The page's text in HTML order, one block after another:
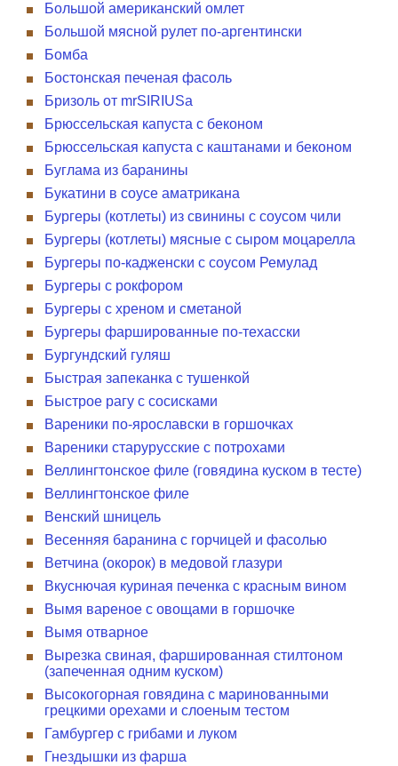
Большой американский омлет
Большой мясной рулет по-аргентински
Бомба
Бостонская печеная фасоль
Бризоль от mrSIRIUSa
Брюссельская капуста с беконом
Брюссельская капуста с каштанами и беконом
Буглама из баранины
Букатини в соусе аматрикана
Бургеры (котлеты) из свинины с соусом чили
Бургеры (котлеты) мясные с сыром моцарелла
Бургеры по-кадженски с соусом Ремулад
Бургеры с рокфором
Бургеры с хреном и сметаной
Бургеры фаршированные по-техасски
Бургундский гуляш
Быстрая запеканка с тушенкой
Быстрое рагу с сосисками
Вареники по-ярославски в горшочках
Вареники старурусские с потрохами
Веллингтонское филе (говядина куском в тесте)
Веллингтонское филе
Венский шницель
Весенняя баранина с горчицей и фасолью
Ветчина (окорок) в медовой глазури
Вкуснючая куриная печенка с красным вином
Вымя вареное с овощами в горшочке
Вымя отварное
Вырезка свиная, фаршированная стилтоном
(запеченная одним куском)
Высокогорная говядина с маринованными
грецкими орехами и слоеным тестом
Гамбургер с грибами и луком
Гнездышки из фарша